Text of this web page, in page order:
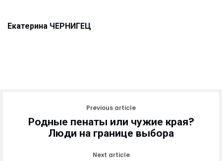
Екатерина ЧЕРНИГЕЦ
Previous article
Родные пенаты или чужие края?
Люди на границе выбора
Next article